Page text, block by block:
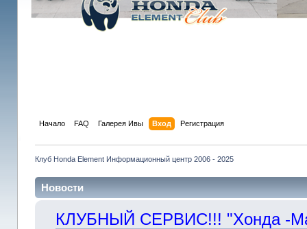
Начало FAQ Галерея Ивы Вход Регистрация
Клуб Honda Element Информационный центр 2006 - 2025
Новости
КЛУБНЫЙ СЕРВИС!!! "Хонда -